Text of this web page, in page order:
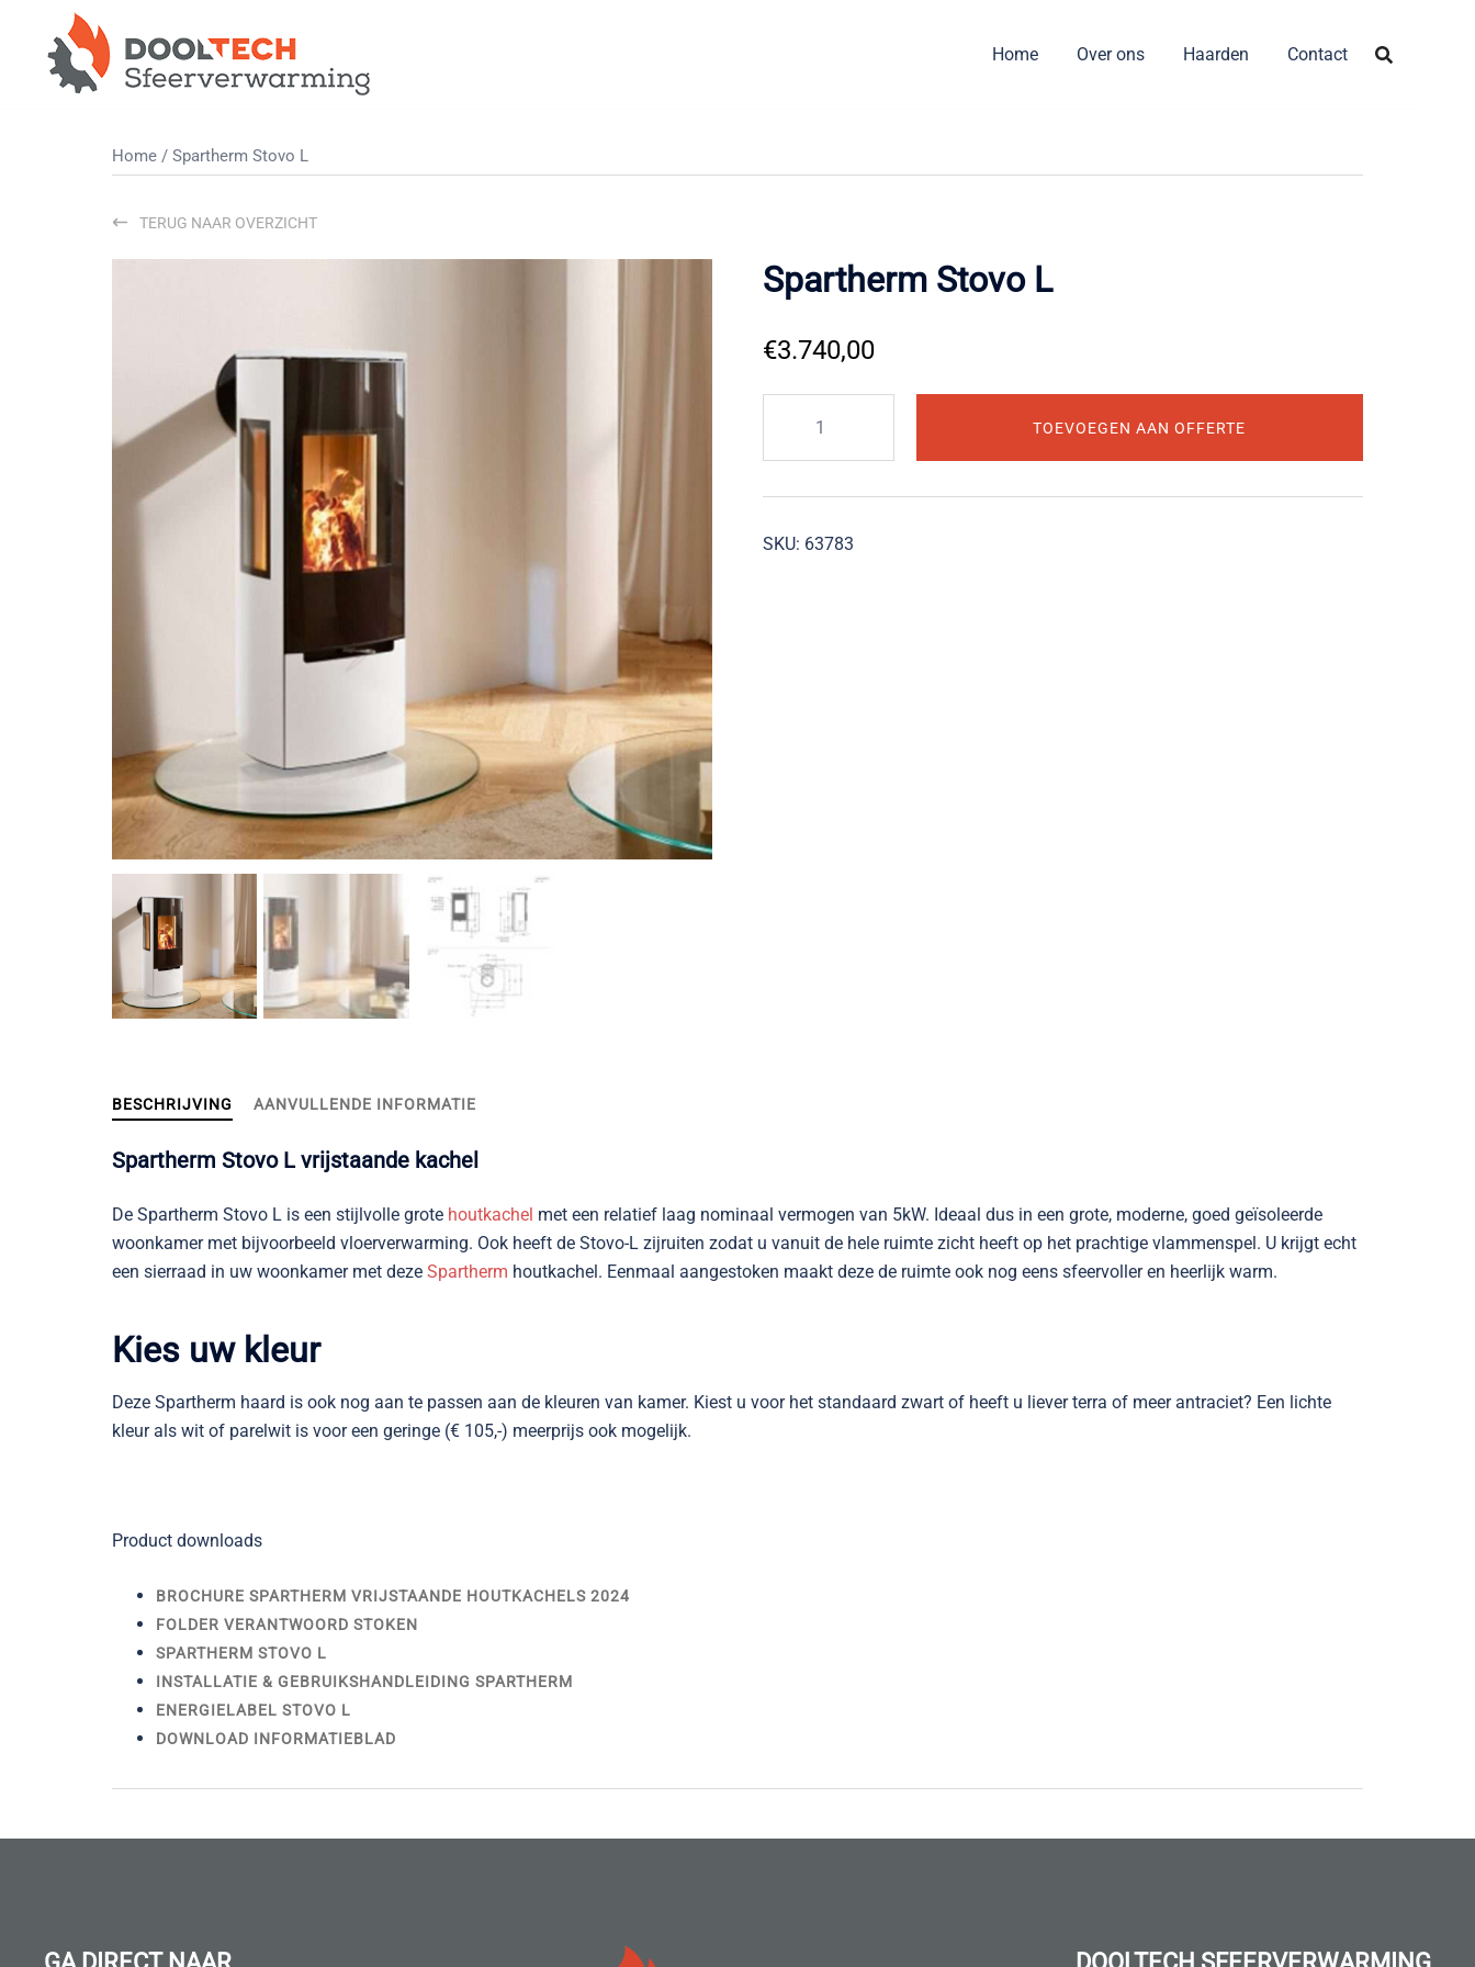
Home Over ons Haarden Contact
Home / Spartherm Stovo L
TERUG NAAR OVERZICHT
Spartherm Stovo L
€3.740,00
L
aantal
TOEVOEGEN AAN OFFERTE
SKU: 63783
BESCHRIJVING AANVULLENDE INFORMATIE
Spartherm Stovo L vrijstaande kachel
De Spartherm Stovo L is een stijlvolle grote houtkachel met een relatief laag nominaal vermogen van 5kW. Ideaal dus in een grote, moderne, goed geïsoleerde
woonkamer met bijvoorbeeld vloerverwarming. Ook heeft de Stovo-L zijruiten zodat u vanuit de hele ruimte zicht heeft op het prachtige vlammenspel. U krijgt echt
een sierraad in uw woonkamer met deze Spartherm houtkachel. Eenmaal aangestoken maakt deze de ruimte ook nog eens sfeervoller en heerlijk warm.
Kies uw kleur
Deze Spartherm haard is ook nog aan te passen aan de kleuren van kamer. Kiest u voor het standaard zwart of heeft u liever terra of meer antraciet? Een lichte
kleur als wit of parelwit is voor een geringe (€ 105,-) meerprijs ook mogelijk.
Product downloads
BROCHURE SPARTHERM VRIJSTAANDE HOUTKACHELS 2024
FOLDER VERANTWOORD STOKEN
SPARTHERM STOVO L
INSTALLATIE & GEBRUIKSHANDLEIDING SPARTHERM
ENERGIELABEL STOVO L
DOWNLOAD INFORMATIEBLAD